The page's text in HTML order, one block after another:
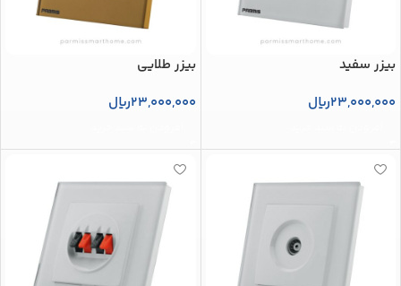
بیزر سفید
23,000,000ریال
بیزر طلایی
23,000,000ریال